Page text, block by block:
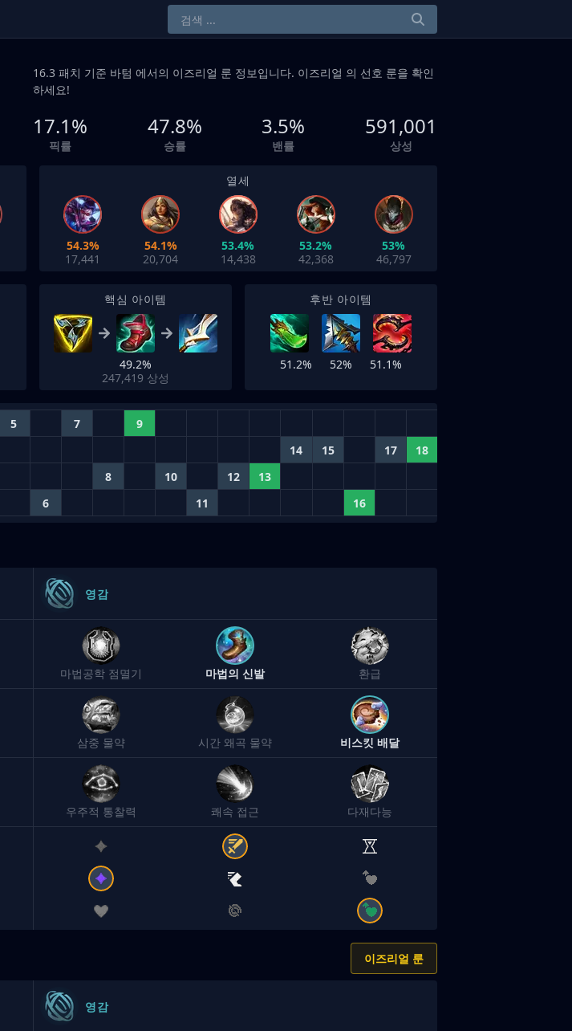
16.3 패치 기준 바텀 에서의 이즈리얼 룬 정보입니다. 이즈리얼 의 선호 룬을 확인
하세요!
17.1%
픽률
47.8%
승률
3.5%
밴률
591,001
상성
열세
54.3%
17,441
54.1%
20,704
53.4%
14,438
53.2%
42,368
53%
46,797
핵심 아이템
49.2%
247,419 상성
후반 아이템
51.2% 52% 51.1%
5 7 9
14 15 17 18
8 10 12 13
6 11 16
영감
마법공학 점멸기 마법의 신발 환급
삼중 물약 시간 왜곡 물약 비스킷 배달
우주적 통찰력 쾌속 접근 다재다능
이즈리얼 룬
영감